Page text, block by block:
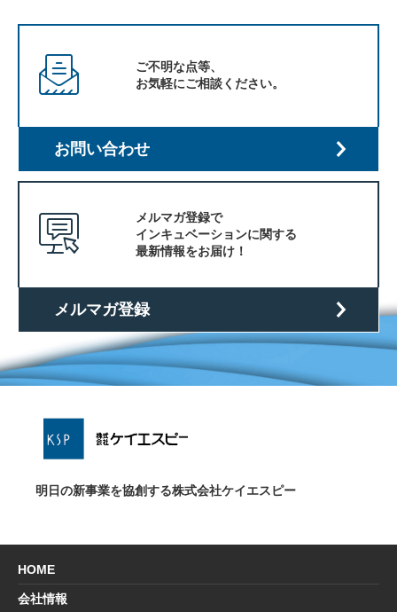
ご不明な点等、
お気軽にご相談ください。
お問い合わせ
メルマガ登録で
インキュベーションに関する
最新情報をお届け！
メルマガ登録
明日の新事業を協創する株式会社ケイエスピー
HOME
会社情報